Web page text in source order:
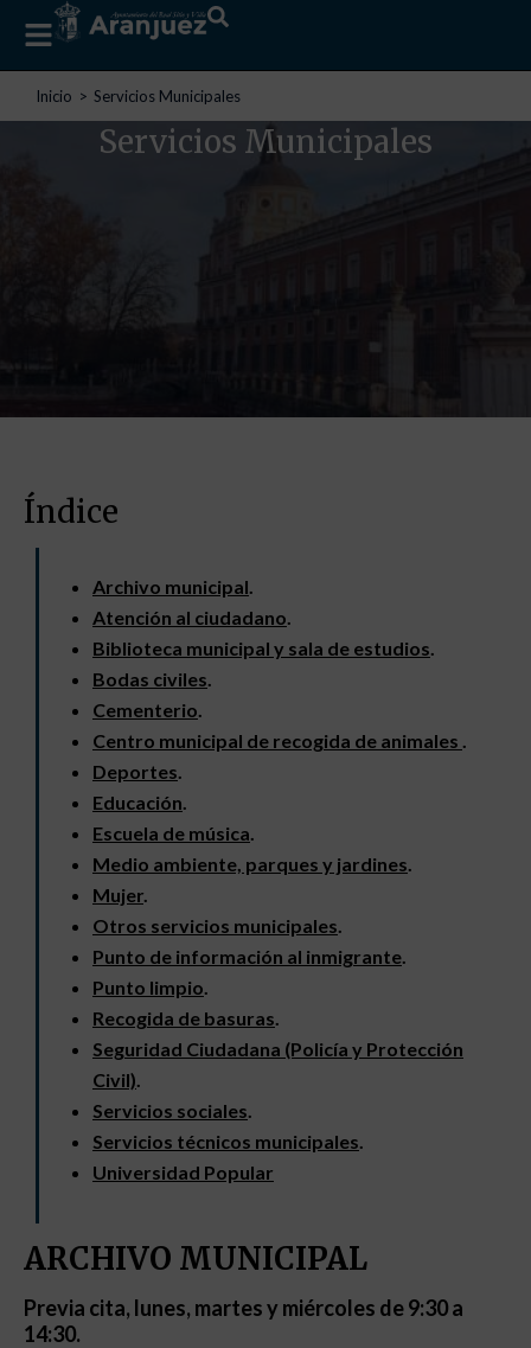
Estás aquí:
Inicio Servicios Municipales
Servicios Municipales
Índice
Archivo municipal.
Atención al ciudadano.
Biblioteca municipal y sala de estudios.
Bodas civiles.
Cementerio.
Centro municipal de recogida de animales .
Deportes.
Educación.
Escuela de música.
Medio ambiente, parques y jardines.
Mujer.
Otros servicios municipales.
Punto de información al inmigrante.
Punto limpio.
Recogida de basuras.
Seguridad Ciudadana (Policía y Protección
Civil).
Servicios sociales.
Servicios técnicos municipales.
Universidad Popular
ARCHIVO MUNICIPAL
Previa cita, lunes, martes y miércoles de 9:30 a
14:30.